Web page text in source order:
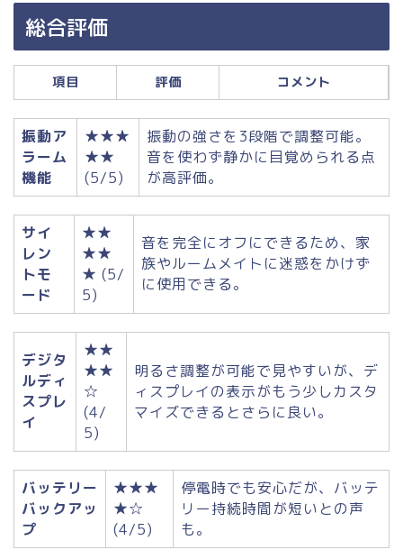
総合評価
項目 評価 コメント
振動ア
ラーム
機能
★★★
★★
(5/5)
振動の強さを3段階で調整可能。
音を使わず静かに目覚められる点
が高評価。
サイ
レン
トモ
ード
★★
★★
★ (5/
5)
音を完全にオフにできるため、家
族やルームメイトに迷惑をかけず
に使用できる。
デジタ
ルディ
スプレ
イ
★★
★★
☆
(4/
5)
明るさ調整が可能で見やすいが、デ
ィスプレイの表示がもう少しカスタ
マイズできるとさらに良い。
バッテリー
バックアッ
プ
★★★
★☆
(4/5)
停電時でも安心だが、バッテ
リー持続時間が短いとの声
も。